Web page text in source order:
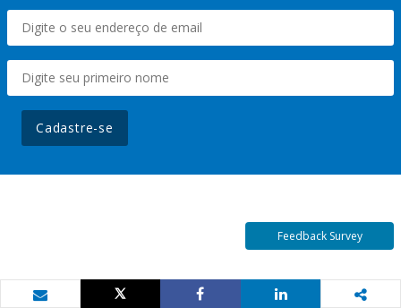
Cadastre-se
Feedback Survey